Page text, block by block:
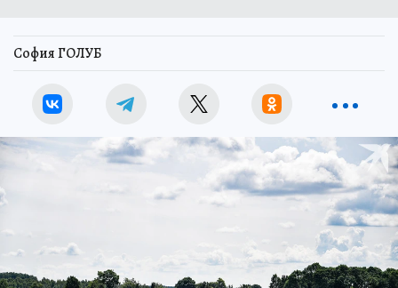
София ГОЛУБ